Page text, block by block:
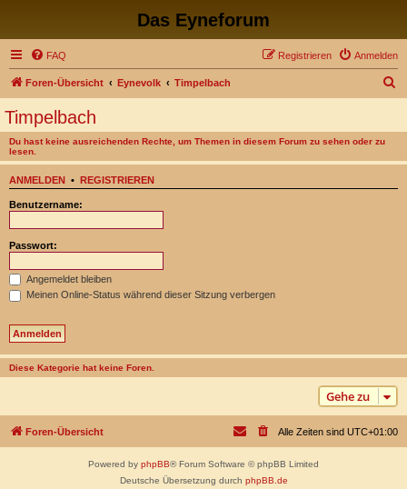
Das Eyneforum
FAQ Anmelden
Registrieren
Foren-Übersicht Eynevolk Timpelbach
Timpelbach
Du hast keine ausreichenden Rechte, um Themen in diesem Forum zu sehen oder zu
lesen.
ANMELDEN • REGISTRIEREN
Benutzername:
Passwort:
Angemeldet bleiben
Meinen Online-Status während dieser Sitzung verbergen
Diese Kategorie hat keine Foren.
Gehe zu
Foren-Übersicht Alle Zeiten sind UTC+01:00
Powered by phpBB® Forum Software © phpBB Limited
Deutsche Übersetzung durch phpBB.de